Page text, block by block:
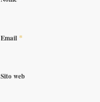
Email *
Sito web